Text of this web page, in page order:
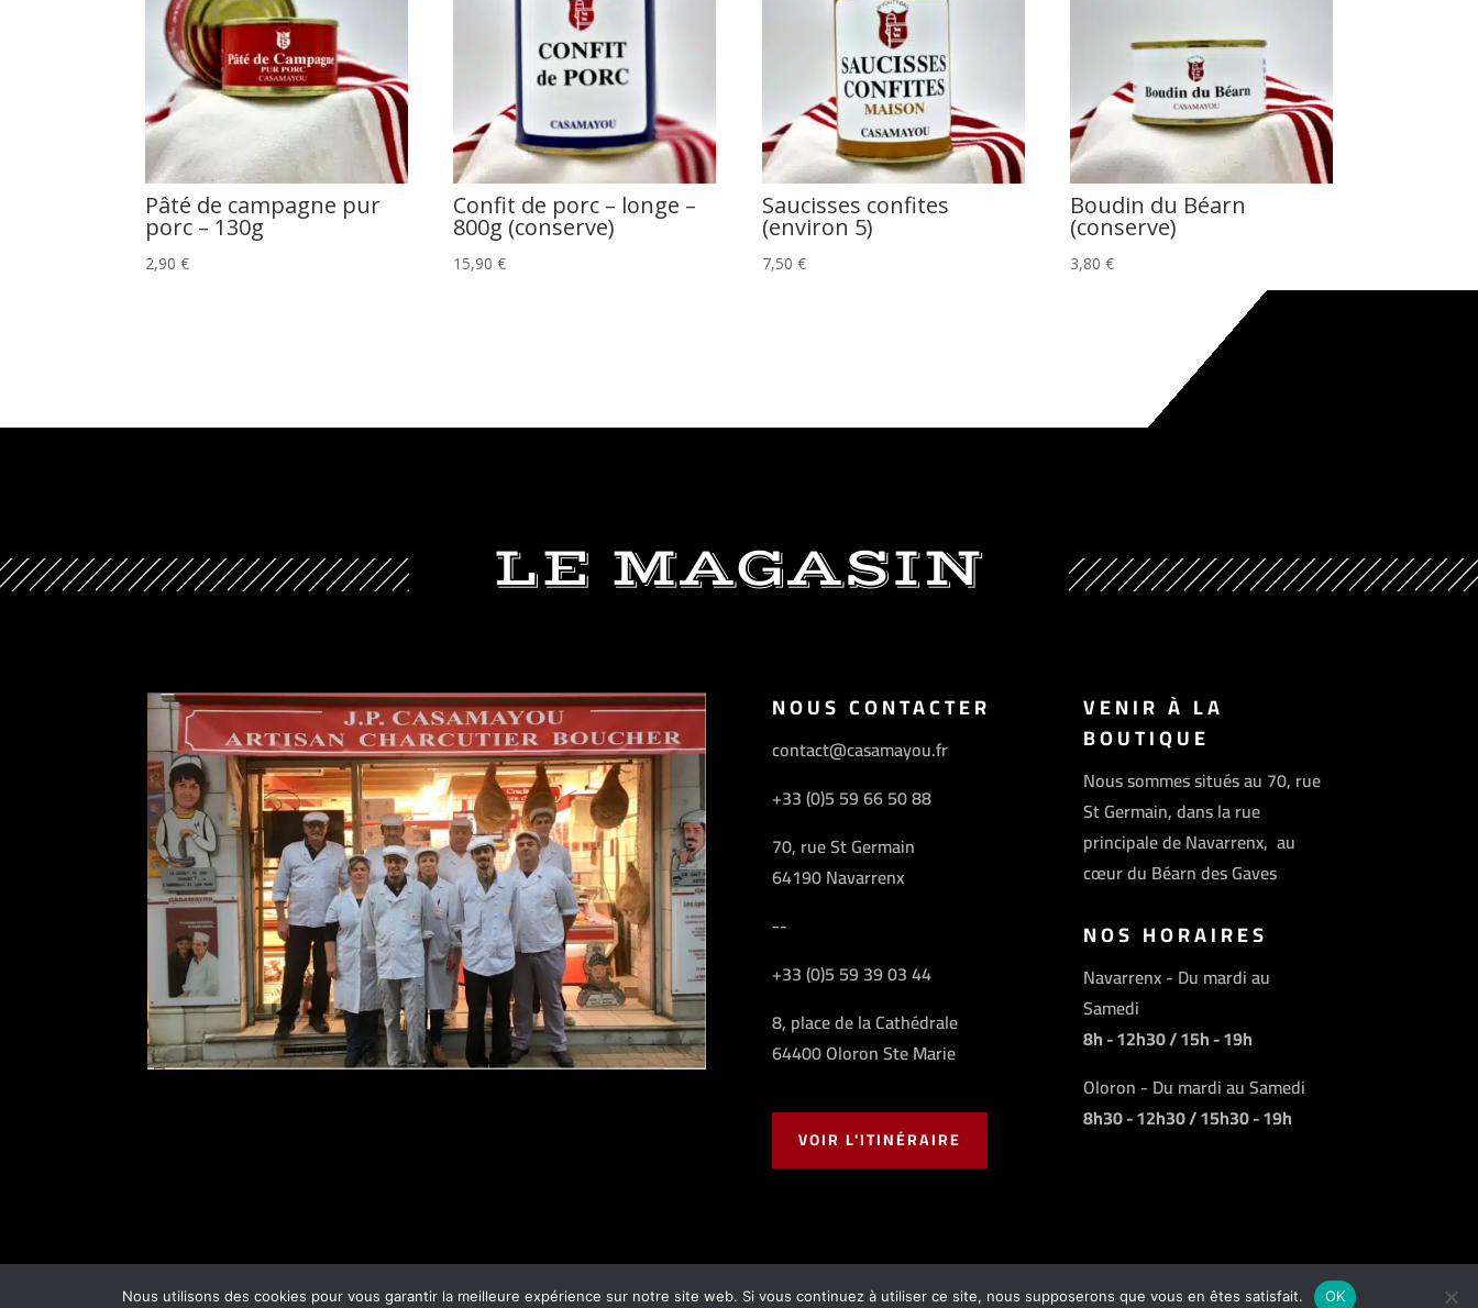
Pâté de campagne pur
porc – 130g
2,90 €
Confit de porc – longe –
800g (conserve)
15,90€
Saucisses confites
(environ 5)
7,50 €
Boudin du Béarn
(conserve)
3,80 €
LE MAGASIN
NOUS CONTACTER
contact@casamayou.fr
+33 (0)5 59 66 50 88
70, rue St Germain
64190 Navarrenx
--
+33 (0)5 59 39 03 44
8, place de la Cathédrale
64400 Oloron Ste Marie
VOIR L'ITINÉRAIRE
VENIR À LA
BOUTIQUE
Nous sommes situés au 70, rue
St Germain, dans la rue
principale de Navarrenx, au
cœur du Béarn des Gaves
NOS HORAIRES
Navarrenx - Du mardi au
Samedi
8h - 12h30 / 15h - 19h
Oloron - Du mardi au Samedi
8h30 - 12h30 / 15h30 - 19h
Une réalisationTICsynergie| © Charcuterie Casamayou |Mentions légales|Conditions générales de vente
Nous utilisons des cookies pour vous garantir la meilleure expérience sur notre site web. Si vous continuez à utiliser ce site, nous supposerons que vous en êtes satisfait. OK